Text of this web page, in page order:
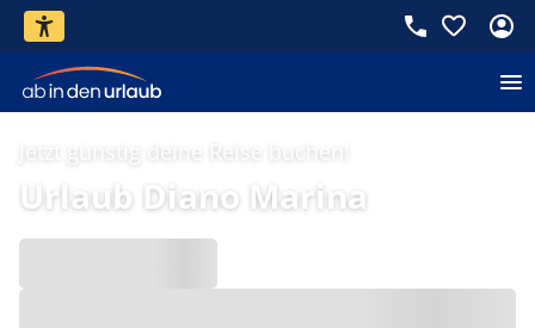
Jetzt günstig deine Reise buchen!
Urlaub Diano Marina